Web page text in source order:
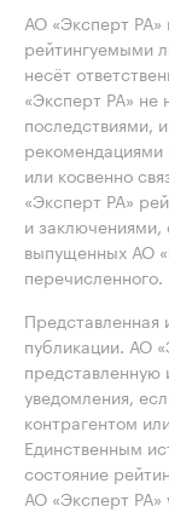
АО «Эксперт РА»
рейтингуемыми
несёт
«Эксперт РА» не
последствиями,
или косвенно
«Эксперт РА»
и
выпущенных АО
перечисленного.
Представленная
публикации. АО
уведомления,
контрагентом
Единственным
состояние
АО «Эксперт